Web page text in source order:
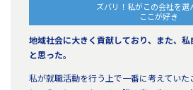
ズバリ！私がこの会社を選
ここが好き
地域社会に大きく貢献しており、また、
と思った。
私が就職活動を行う上で一番に考えてい